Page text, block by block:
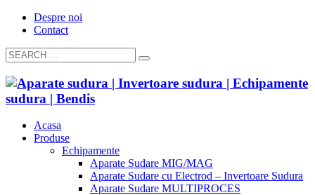
Despre noi
Contact
Acasa
Produse
Echipamente
Aparate Sudare MIG/MAG
Aparate Sudare cu Electrod – Invertoare Sudura
Aparate Sudare MULTIPROCES